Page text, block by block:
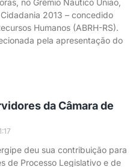
2013 – concedido
Humanos (ABRH-RS).
pela apresentação do
da Câmara de
deu sua contribuição para
de Processo Legislativo e de